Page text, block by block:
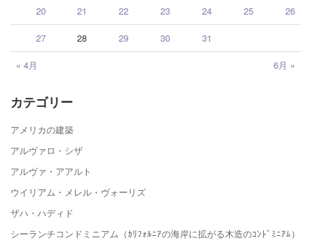
« 4月 6月 »
20 21 22 23 24 25 26
27 28 29 30 31
カテゴリー
アメリカの建築
アルヴァロ・シザ
アルヴァ・アアルト
ウイリアム・メレル・ヴォーリズ
ザハ・ハディド
シーランチコンドミニアム（ｶﾘﾌｫﾙﾆｱの海岸に拡がる木造のｺﾝﾄﾞﾐﾆｱﾑ）